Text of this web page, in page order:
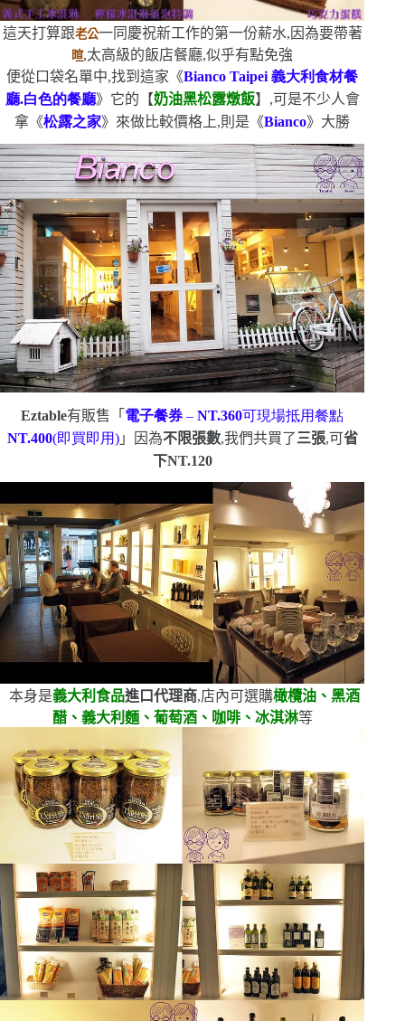
這天打算跟老公一同慶祝新工作的第一份薪水,因為要帶著
暄,太高級的飯店餐廳,似乎有點免強
便從口袋名單中,找到這家《Bianco Taipei義大利食材餐
廳.白色的餐廳》 它的【奶油黑松露燉飯】,可是不少人會
拿《松露之家》來做比較價格上,則是《Bianco》大勝
Eztable有販售「 電子餐券 –NT.360可現場抵用餐點
NT.400(即買即用)」 因為不限張數,我們共買了 三張,可 省
下NT.120
本身是義大利食品進口代理商,店內可選購橄欖油、黑酒
醋、義大利麵、葡萄酒、咖啡、冰淇淋等